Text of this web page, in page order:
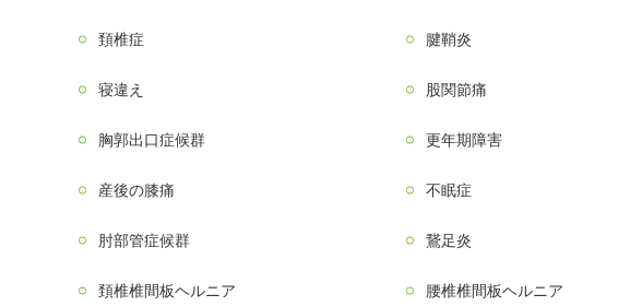
頚椎症 腱鞘炎
寝違え 股関節痛
胸郭出口症候群 更年期障害
産後の膝痛 不眠症
肘部管症候群 鵞足炎
頚椎椎間板ヘルニア 腰椎椎間板ヘルニア